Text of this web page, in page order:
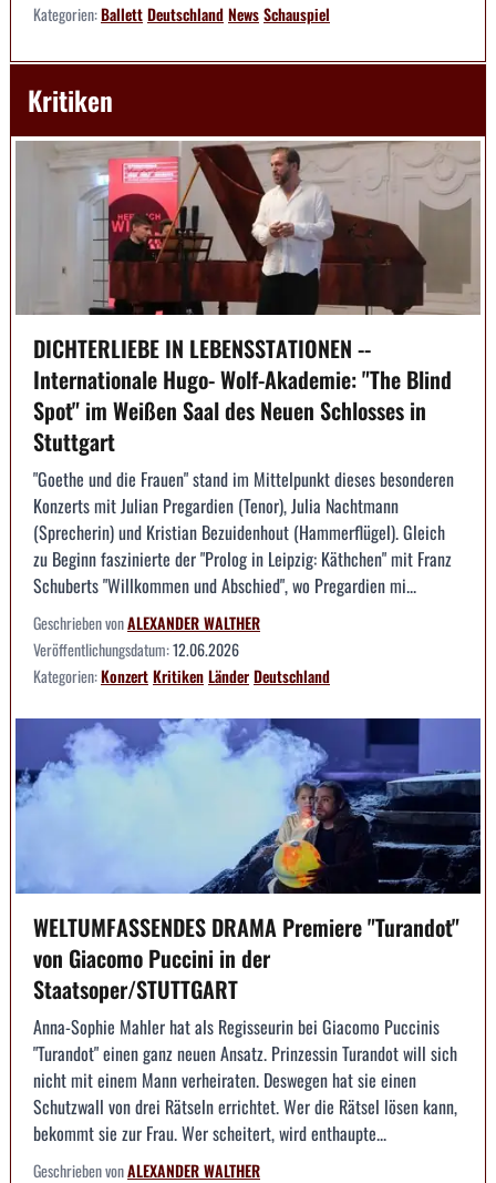
Kategorien:BallettDeutschlandNewsSchauspiel
Kritiken
DICHTERLIEBE IN LEBENSSTATIONEN --
Internationale Hugo- Wolf-Akademie: "The Blind
Spot" im Weißen Saal des Neuen Schlosses in
Stuttgart
"Goethe und die Frauen" stand im Mittelpunkt dieses besonderen
Konzerts mit Julian Pregardien (Tenor), Julia Nachtmann
(Sprecherin) und Kristian Bezuidenhout (Hammerflügel). Gleich
zu Beginn faszinierte der "Prolog in Leipzig: Käthchen" mit Franz
Schuberts "Willkommen und Abschied", wo Pregardien mi...
Geschrieben vonALEXANDER WALTHER
Veröffentlichungsdatum:12.06.2026
Kategorien:KonzertKritikenLänderDeutschland
WELTUMFASSENDES DRAMA Premiere "Turandot"
von Giacomo Puccini in der
Staatsoper/STUTTGART
Anna-Sophie Mahler hat als Regisseurin bei Giacomo Puccinis
"Turandot" einen ganz neuen Ansatz. Prinzessin Turandot will sich
nicht mit einem Mann verheiraten. Deswegen hat sie einen
Schutzwall von drei Rätseln errichtet. Wer die Rätsel lösen kann,
bekommt sie zur Frau. Wer scheitert, wird enthaupte...
Geschrieben vonALEXANDER WALTHER